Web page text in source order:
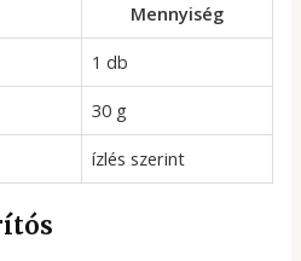
Mennyiség
1 db
30 g
ízlés szerint